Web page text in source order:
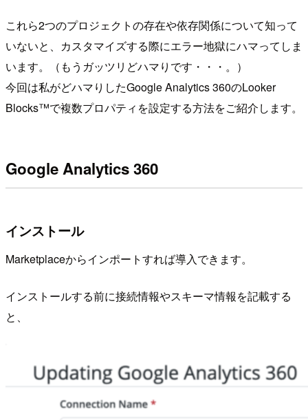
これら2つのプロジェクトの存在や依存関係について知って
いないと、カスタマイズする際にエラー地獄にハマってしま
います。（もうガッツリどハマりです・・・。）
今回は私がどハマりしたGoogle Analytics 360のLooker
Blocks™で複数プロパティを設定する方法をご紹介します。
Google Analytics 360
インストール
Marketplaceからインポートすれば導入できます。
インストールする前に接続情報やスキーマ情報を記載する
と、